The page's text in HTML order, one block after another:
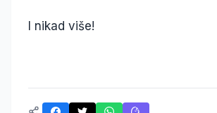
I nikad više!